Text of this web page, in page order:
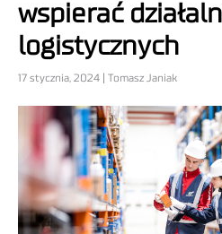
wspierać
logistycznych
17 stycznia, 2024 | Tomasz Janiak